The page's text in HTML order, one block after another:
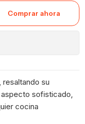
Comprar ahora
su
aspecto sofisticado,
cocina